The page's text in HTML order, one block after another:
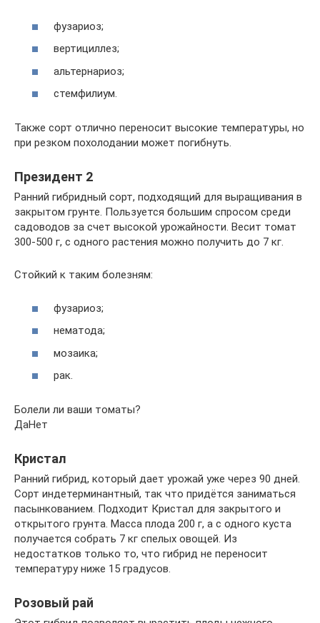
фузариоз;
вертициллез;
альтернариоз;
стемфилиум.
Также сорт отлично переносит высокие температуры, но
при резком похолодании может погибнуть.
Президент 2
Ранний гибридный сорт, подходящий для выращивания в
закрытом грунте. Пользуется большим спросом среди
садоводов за счет высокой урожайности. Весит томат
300-500 г, с одного растения можно получить до 7 кг.
Стойкий к таким болезням:
фузариоз;
нематода;
мозаика;
рак.
Болели ли ваши томаты?
ДаНет
Кристал
Ранний гибрид, который дает урожай уже через 90 дней.
Сорт индетерминантный, так что придётся заниматься
пасынкованием. Подходит Кристал для закрытого и
открытого грунта. Масса плода 200 г, а с одного куста
получается собрать 7 кг спелых овощей. Из
недостатков только то, что гибрид не переносит
температуру ниже 15 градусов.
Розовый рай